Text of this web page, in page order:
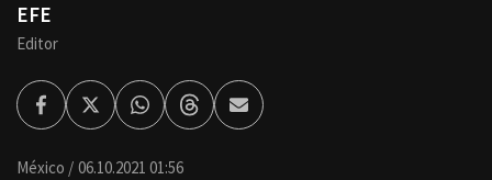
EFE
Editor
FacebookTwitterWhatsappThreadsEnviar
por
México 06.10.2021 01:56